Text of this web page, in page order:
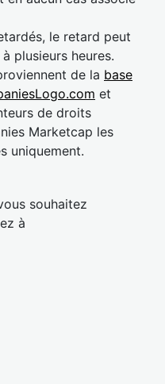
le retard peut
plusieurs heures.
de la base
et
de droits
Marketcap les
uniquement.
souhaitez
à